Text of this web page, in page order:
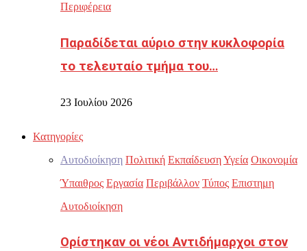
Περιφέρεια
Παραδίδεται αύριο στην κυκλοφορία
το τελευταίο τμήμα του…
23 Ιουλίου 2026
Κατηγορίες
Αυτοδιοίκηση Πολιτική ΕκπαίδευσηΥγεία Οικονομία
Ύπαιθρος Εργασία Περιβάλλον Τύπος Επιστημη
Αυτοδιοίκηση
Ορίστηκαν οι νέοι Αντιδήμαρχοι στον